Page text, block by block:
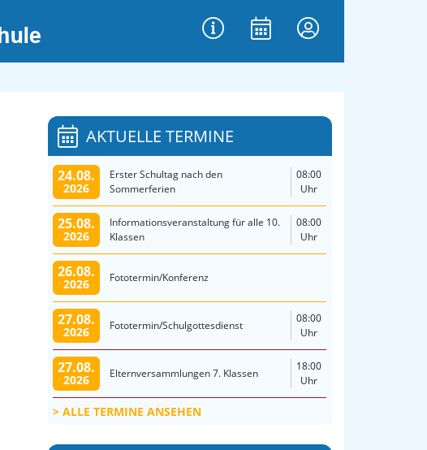
AKTUELLE TERMINE
24.08.
2026
Erster Schultag nach den
Sommerferien
08:00
Uhr
25.08.
2026
Informationsveranstaltung für alle 10.
Klassen
08:00
Uhr
26.08.
2026 Fototermin/Konferenz
27.08.
2026 Fototermin/Schulgottesdienst
08:00
Uhr
27.08.
2026 Elternversammlungen 7. Klassen
18:00
Uhr
ALLE TERMINE ANSEHEN